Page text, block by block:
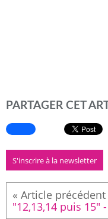
PARTAGER CET
S'inscrire à la newsletter
"12,13,14 puis 15"